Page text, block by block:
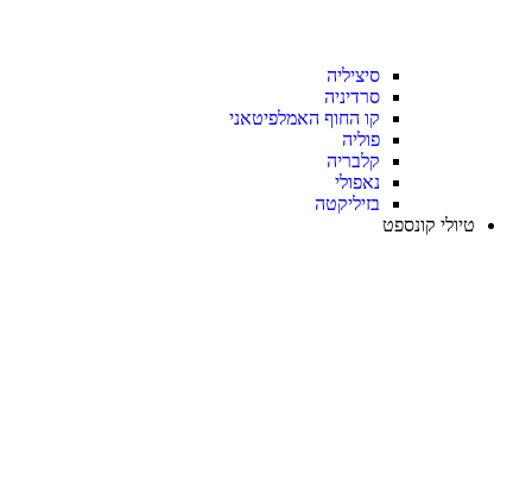
סיציליה
סרדיניה
קו החוף האמלפיטאני
פוליה
קלבריה
נאפולי
בזיליקטה
טיולי קונספט